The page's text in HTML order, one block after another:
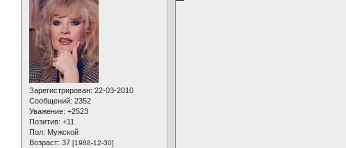
Зарегистрирован: 22-03-2010
Сообщений: 2352
Уважение: +2523
Позитив: +11
Пол: Мужской
Возраст: 37 [1988-12-30]